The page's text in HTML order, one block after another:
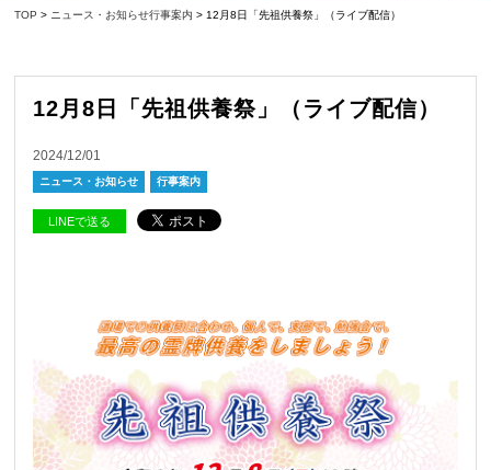
TOP > ニュース・お知らせ行事案内 > 12月8日「先祖供養祭」（ライブ配信）
12月8日「先祖供養祭」（ライブ配信）
2024/12/01
ニュース・お知らせ 行事案内
LINEで送る